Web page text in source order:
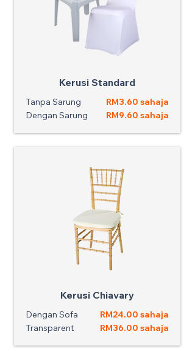
Kerusi Standard
Tanpa Sarung
RM3.60 sahaja
Dengan Sarung
RM9.60 sahaja
Kerusi Chiavary
Dengan Sofa
RM24.00 sahaja
Transparent
RM36.00 sahaja